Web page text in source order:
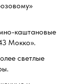
каштановые
Мокко».
светлые